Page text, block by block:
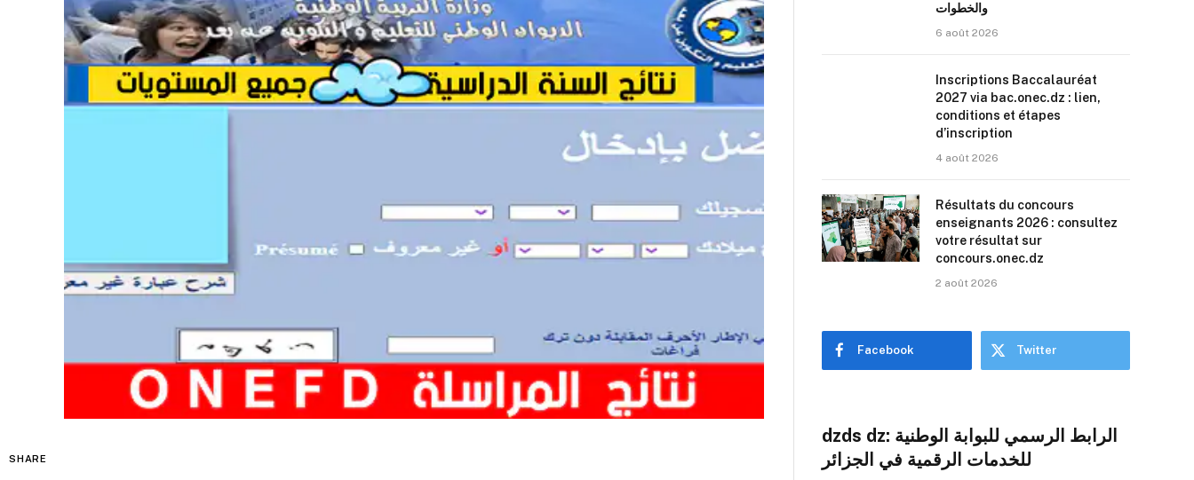
SHARE
والخطوات
6 août 2026
Inscriptions Baccalauréat
2027 via bac.onec.dz : lien,
conditions et étapes
d’inscription
4 août 2026
Résultats du concours
enseignants 2026 : consultez
votre résultat sur
concours.onec.dz
2 août 2026
Facebook Twitter
dzds dz: الرابط الرسمي للبوابة الوطنية
للخدمات الرقمية في الجزائر